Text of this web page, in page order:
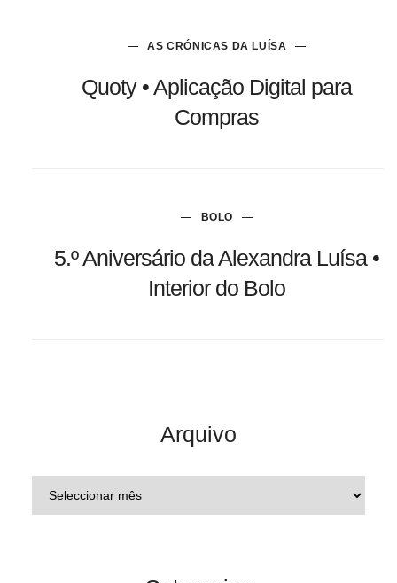
AS CRÓNICAS DA LUÍSA
Quoty • Aplicação Digital para
Compras
BOLO
5.º Aniversário da Alexandra Luísa •
Interior do Bolo
Arquivo